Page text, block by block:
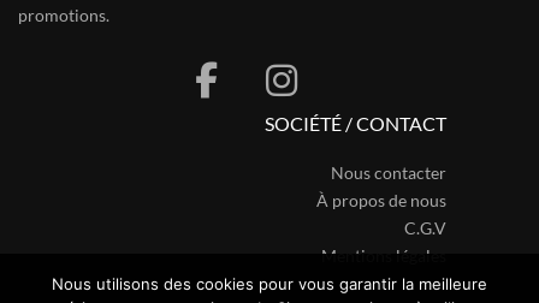
promotions.
SOCIÉTÉ / CONTACT
Nous contacter
À propos de nous
C.G.V
Mentions légales
Nous utilisons des cookies pour vous garantir la meilleure